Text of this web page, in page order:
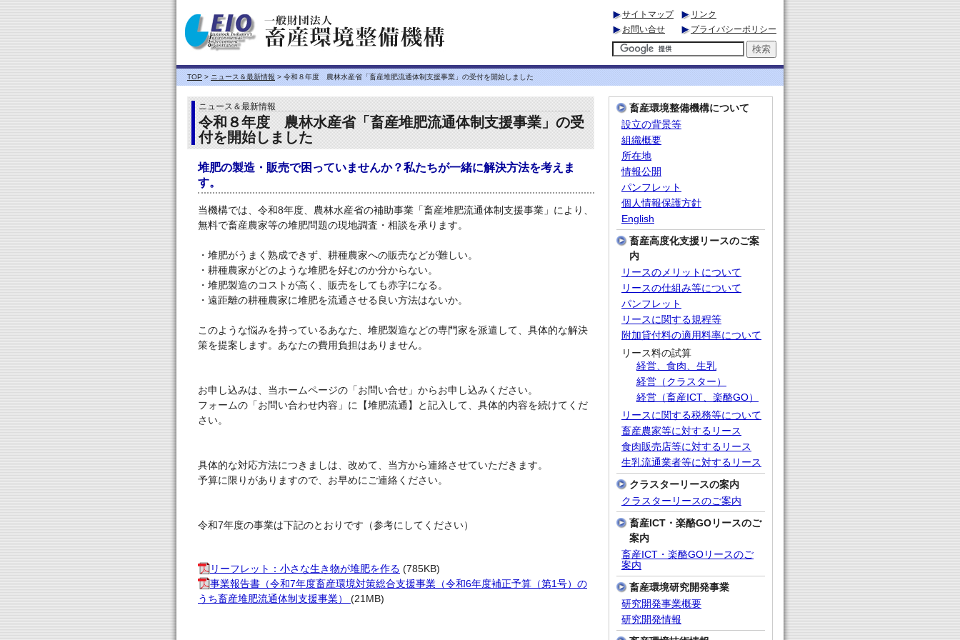
サイトマップ
リンク
お問い合せ
プライバシーポリシー
TOP > ニュース＆最新情報 > 令和８年度 農林水産省「畜産堆肥流通体制支援事業」の受付を開始しました
ニュース＆最新情報
令和８年度 農林水産省「畜産堆肥流通体制支援事業」の受
付を開始しました
堆肥の製造・販売で困っていませんか？私たちが一緒に解決方法を考えま
す。
当機構では、令和8年度、農林水産省の補助事業「畜産堆肥流通体制支援事業」により、
無料で畜産農家等の堆肥問題の現地調査・相談を承ります。
・堆肥がうまく熟成できず、耕種農家への販売などが難しい。
・耕種農家がどのような堆肥を好むのか分からない。
・堆肥製造のコストが高く、販売をしても赤字になる。
・遠距離の耕種農家に堆肥を流通させる良い方法はないか。
このような悩みを持っているあなた、堆肥製造などの専門家を派遣して、具体的な解決
策を提案します。あなたの費用負担はありません。
お申し込みは、当ホームページの「お問い合せ」からお申し込みください。
フォームの「お問い合わせ内容」に【堆肥流通】と記入して、具体的内容を続けてくだ
さい。
具体的な対応方法につきましは、改めて、当方から連絡させていただきます。
予算に限りがありますので、お早めにご連絡ください。
令和7年度の事業は下記のとおりです（参考にしてください）
リーフレット：小さな生き物が堆肥を作る (785KB)
事業報告書（令和7年度畜産環境対策総合支援事業（令和6年度補正予算（第1号）の
うち畜産堆肥流通体制支援事業） (21MB)
畜産環境整備機構について
設立の背景等
組織概要
所在地
情報公開
パンフレット
個人情報保護方針
English
畜産高度化支援リースのご案
内
リースのメリットについて
リースの仕組み等について
パンフレット
リースに関する規程等
附加貸付料の適用料率について
リース料の試算
経営、食肉、生乳
経営（クラスター）
経営（畜産ICT、楽酪GO）
リースに関する税務等について
畜産農家等に対するリース
食肉販売店等に対するリース
生乳流通業者等に対するリース
クラスターリースの案内
クラスターリースのご案内
畜産ICT・楽酪GOリースのご
案内
畜産ICT・楽酪GOリースのご
案内
畜産環境研究開発事業
研究開発事業概要
研究開発情報